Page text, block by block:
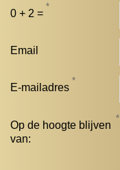
0 + 2 =
*
Email
E-mailadres
*
Op de hoogte blijven
van:
*